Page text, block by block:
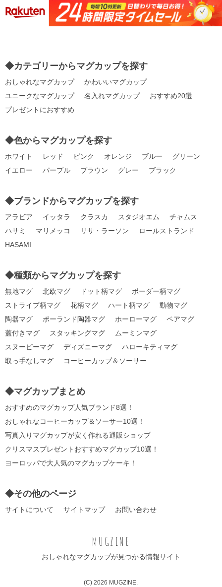
◆カテゴリーからマグカップを探す
おしゃれなマグカップ
かわいいマグカップ
ユニークなマグカップ
名入れマグカップ
おすすめ20選
プレゼントにおすすめ
◆色からマグカップを探す
ホワイト レッド ピンク オレンジ ブルー
グリーン
イエロー
パープル ブラウン グレー ブラック
◆ブランドからマグカップを探す
アラビア イッタラ クラスカ スタジオエム
チャムス
ハサミ
マリメッコ リサ・ラーソン
ロールストランド
HASAMI
◆種類からマグカップを探す
無地マグ 北欧マグ ドット柄マグ
ボーダー柄マグ
ストライプ柄マグ
花柄マグ ハート柄マグ
動物マグ
陶器マグ
ポーランド陶器マグ ホーローマグ
ペアマグ
蓋付きマグ
スタッキングマグ
ムーミンマグ
スヌーピーマグ
ディズニーマグ
ハローキティマグ
取っ手なしマグ
コーヒーカップ＆ソーサー
◆マグカップまとめ
おすすめのマグカップ人気ブランド8選！
おしゃれなコーヒーカップ＆ソーサー10選！
写真入りマグカップが安く作れる通販ショップ
クリスマスプレゼントおすすめマグカップ10選！
ヨーロッパで大人気のマグカップケーキ！
◆その他のページ
サイトについて サイトマップ お問い合わせ
MUGZINE
おしゃれなマグカップが見つかる情報サイト
(C) 2026 MUGZINE.